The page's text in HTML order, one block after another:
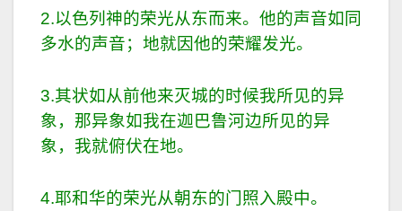
2.以色列神的荣光从东而来。他的声音如同
多水的声音；地就因他的荣耀发光。
3.其状如从前他来灭城的时候我所见的异
象，那异象如我在迦巴鲁河边所见的异
象，我就俯伏在地。
4.耶和华的荣光从朝东的门照入殿中。